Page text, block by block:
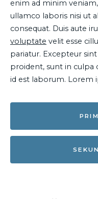
enim ad minim
ullamco laboris nisi ut
consequat. Duis aute
voluptate velit esse
pariatur. Excepteur
proident, sunt in culpa
id est laborum. Lorem